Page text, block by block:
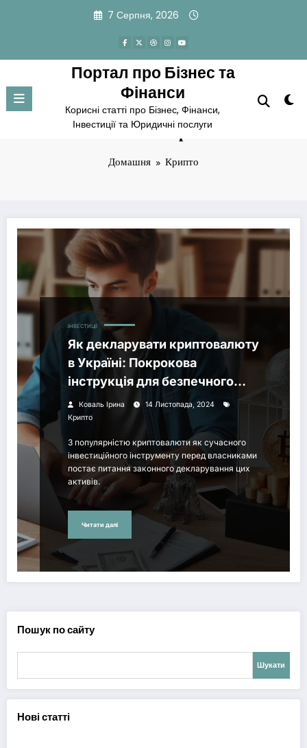
7 Серпня, 2026
Портал про Бізнес та
Фінанси
Корисні статті про Бізнес, Фінанси,
Інвестиції та Юридичні послуги
Позначка: Крипто
Домашня Крипто
ІНВЕСТИЦІЇ
Як декларувати криптовалюту
в Україні: Покрокова
інструкція для безпечного
володіння цифровими
активами
Коваль Ірина
14 Листопада, 2024
Крипто
З популярністю криптовалюти як сучасного
інвестиційного інструменту перед власниками
постає питання законного декларування цих
активів.
Читати далі
Пошук по сайту
Шукати
Нові статті